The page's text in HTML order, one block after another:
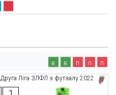
в в п п п
Друга Ліга ЗЛФЛ з футзалу 2022